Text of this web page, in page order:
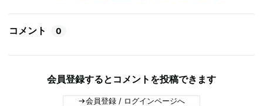
コメント 0
会員登録するとコメントを投稿できます
会員登録 / ログインページへ